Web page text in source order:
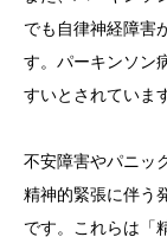
でも自律神経障害
す。パーキンソン
すいとされていま
不安障害やパニッ
精神的緊張に伴う
です。これらは「